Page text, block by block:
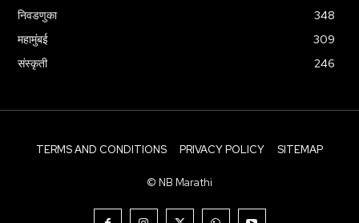
निवडणुका
348
महामुंबई
309
संस्कृती
246
TERMS AND CONDITIONS PRIVACY POLICY SITEMAP
© NB Marathi